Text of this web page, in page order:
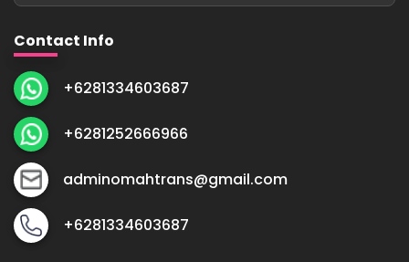
Contact Info
+6281334603687
+6281252666966
adminomahtrans@gmail.com
+6281334603687